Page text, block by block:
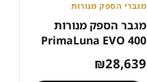
מגברי הספק מנורות
מגבר הספק מנורות
PrimaLuna EVO 400
₪28,639